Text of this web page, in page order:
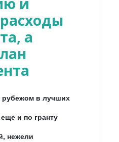
а
рубежом в лучших
и по гранту
нежели